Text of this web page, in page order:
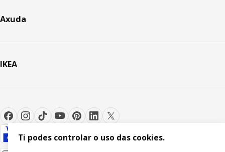
Axuda
IKEA
Ti podes controlar o uso das cookies.